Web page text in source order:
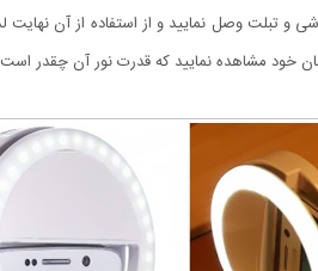
و تبلت وصل نمایید و از استفاده از آن
خود مشاهده نمایید که قدرت نور آن چقدر